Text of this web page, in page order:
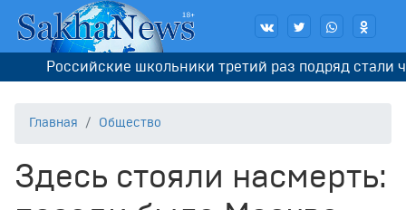
Российские школьники третий раз подряд стали
Главная Общество
Здесь стояли насмерть: